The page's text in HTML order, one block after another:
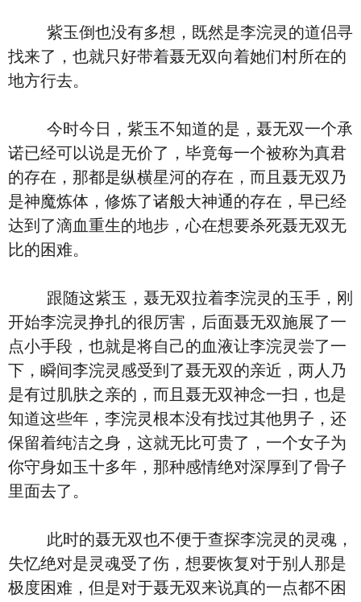
紫玉倒也没有多想，既然是李浣灵的道侣寻
找来了，也就只好带着聂无双向着她们村所在的
地方行去。
今时今日，紫玉不知道的是，聂无双一个承
诺已经可以说是无价了，毕竟每一个被称为真君
的存在，那都是纵横星河的存在，而且聂无双乃
是神魔炼体，修炼了诸般大神通的存在，早已经
达到了滴血重生的地步，心在想要杀死聂无双无
比的困难。
跟随这紫玉，聂无双拉着李浣灵的玉手，刚
开始李浣灵挣扎的很厉害，后面聂无双施展了一
点小手段，也就是将自己的血液让李浣灵尝了一
下，瞬间李浣灵感受到了聂无双的亲近，两人乃
是有过肌肤之亲的，而且聂无双神念一扫，也是
知道这些年，李浣灵根本没有找过其他男子，还
保留着纯洁之身，这就无比可贵了，一个女子为
你守身如玉十多年，那种感情绝对深厚到了骨子
里面去了。
此时的聂无双也不便于查探李浣灵的灵魂，
失忆绝对是灵魂受了伤，想要恢复对于别人那是
极度困难，但是对于聂无双来说真的一点都不困